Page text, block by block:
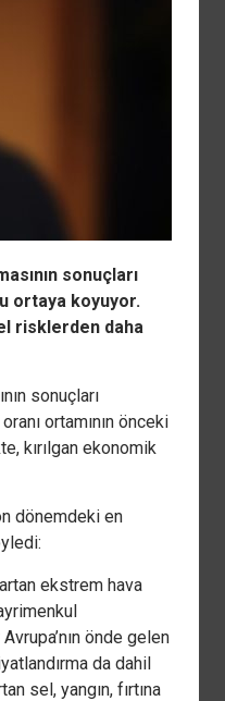
sonuçları
ortaya koyuyor.
risklerden daha
sonuçları
ortamının önceki
kırılgan ekonomik
dönemdeki en
ekstrem hava
önde gelen
da dahil
sel, yangın, fırtına